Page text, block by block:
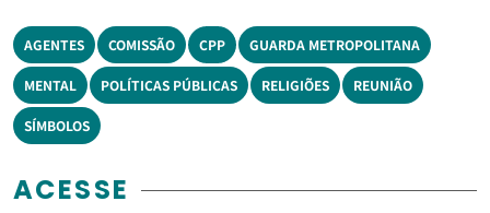
AGENTES COMISSÃO CPP GUARDA METROPOLITANA
MENTAL POLÍTICAS PÚBLICAS RELIGIÕES REUNIÃO
SÍMBOLOS
ACESSE